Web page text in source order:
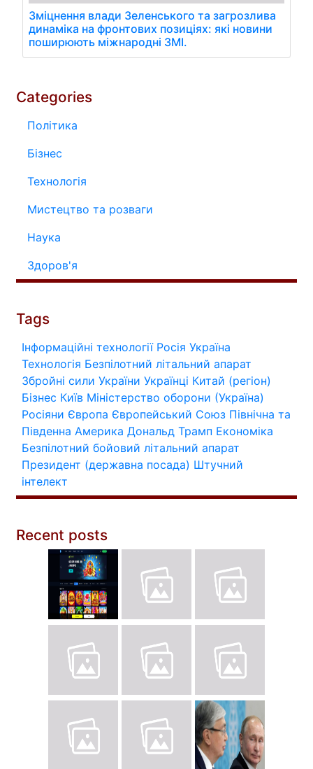
Зміцнення влади Зеленського та загрозлива
динаміка на фронтових позиціях: які новини
поширюють міжнародні ЗМІ.
Categories
Політика
Бізнес
Технологія
Мистецтво та розваги
Наука
Здоров'я
Tags
Інформаційні технології Росія Україна
Технологія Безпілотний літальний апарат
Збройні сили України Українці Китай (регіон)
Бізнес Київ Міністерство оборони (Україна)
Росіяни Європа Європейський Союз Північна та
Південна Америка Дональд Трамп Економіка
Безпілотний бойовий літальний апарат
Президент (державна посада) Штучний
інтелект
Recent posts